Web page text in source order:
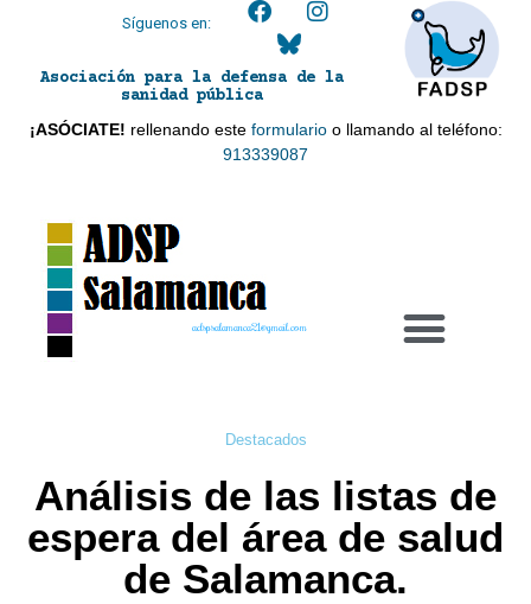
Síguenos en:
Asociación para la defensa de la
sanidad pública
¡ASÓCIATE! rellenando este formularioo llamando al teléfono:
913339087
adspsalamanca21@gmail.com
Destacados
Análisis de las listas de
espera del área de salud
de Salamanca.